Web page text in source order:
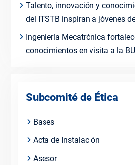
Talento, innovación y
del ITSTB inspiran a jóvenes
Ingeniería Mecatrónica
conocimientos en visita a la
Subcomité de Ética
Bases
Acta de Instalación
Asesor